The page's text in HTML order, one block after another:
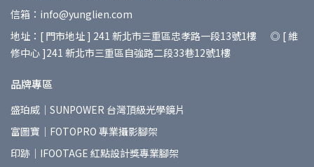
信箱：info@yunglien.com
地址：[ 門市地址 ] 241 新北市三重區忠孝路一段13號1樓 ◎ [ 維
修中心 ]241 新北市三重區自強路二段33巷12號1樓
品牌專區
盛珀威｜SUNPOWER 台灣頂級光學鏡片
富圖寶｜FOTOPRO 專業攝影腳架
印跡｜IFOOTAGE 紅點設計獎專業腳架